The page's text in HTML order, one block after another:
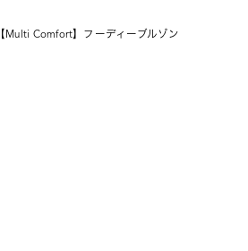
【Multi Comfort】フーディーブルゾン